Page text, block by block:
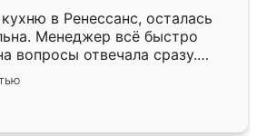
в Ренессанс, осталась
Менеджер всё быстро
вопросы отвечала сразу.
в субботу, подошёл к
ответственностью. Собрали
работали аккуратно, даже